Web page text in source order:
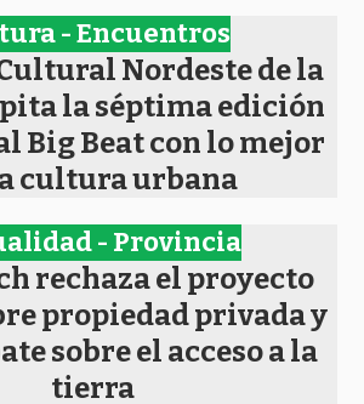
Nordeste de la
la séptima edición
Big Beat con lo mejor
cultura urbana
- Encuentros
rechaza el proyecto
propiedad privada y
sobre el acceso a la
tierra
- Provincia